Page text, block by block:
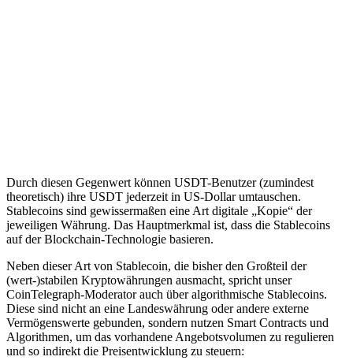
Durch diesen Gegenwert können USDT-Benutzer (zumindest
theoretisch) ihre USDT jederzeit in US-Dollar umtauschen.
Stablecoins sind gewissermaßen eine Art digitale „Kopie“ der
jeweiligen Währung. Das Hauptmerkmal ist, dass die Stablecoins
auf der Blockchain-Technologie basieren.
Neben dieser Art von Stablecoin, die bisher den Großteil der
(wert-)stabilen Kryptowährungen ausmacht, spricht unser
CoinTelegraph-Moderator auch über algorithmische Stablecoins.
Diese sind nicht an eine Landeswährung oder andere externe
Vermögenswerte gebunden, sondern nutzen Smart Contracts und
Algorithmen, um das vorhandene Angebotsvolumen zu regulieren
und so indirekt die Preisentwicklung zu steuern: